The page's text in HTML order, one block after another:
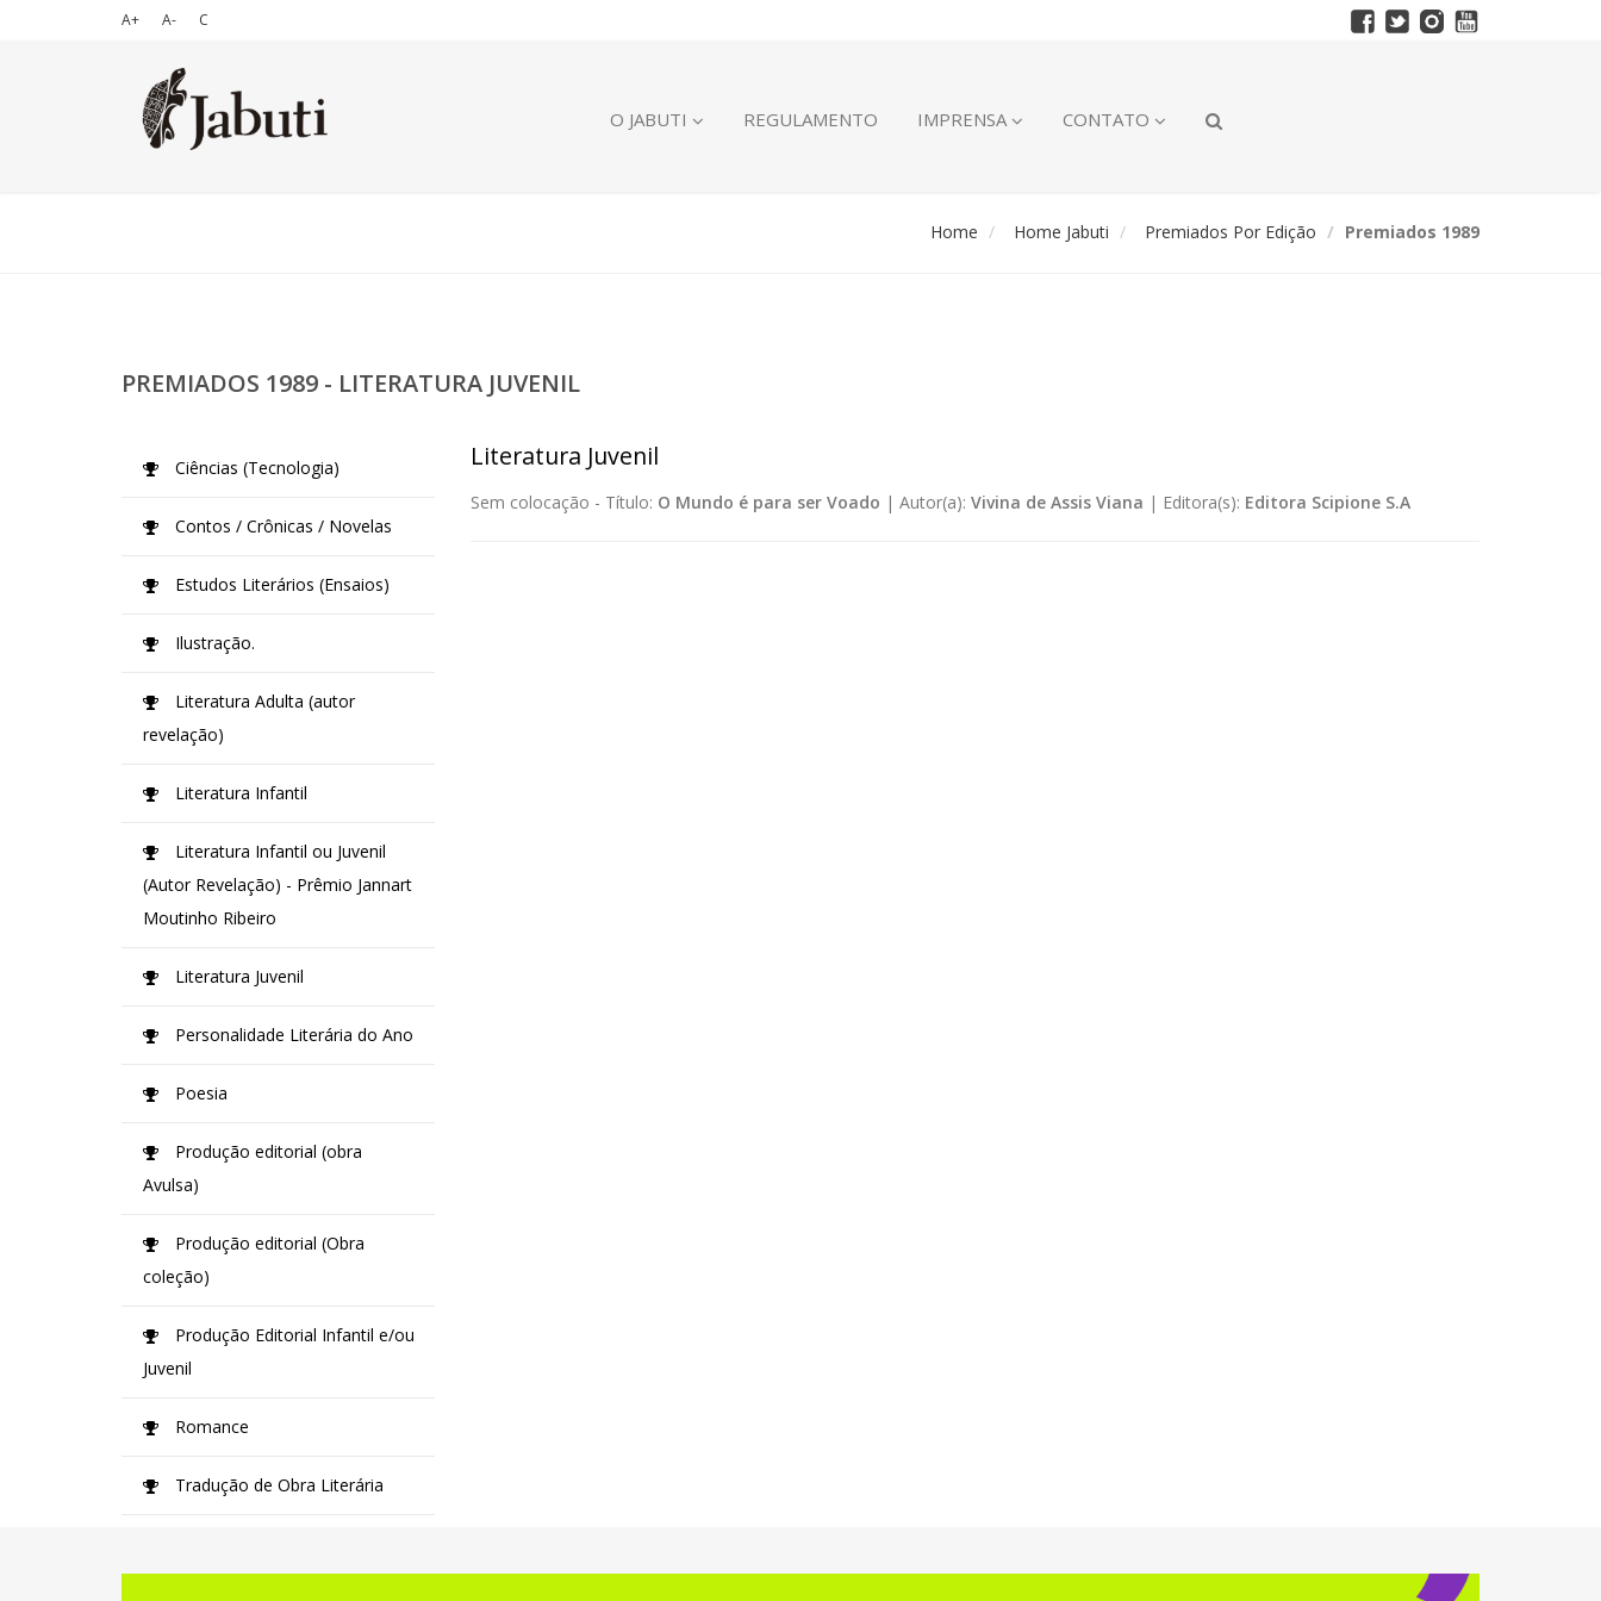
A+ A- C
O JABUTI REGULAMENTO IMPRENSA CONTATO
Home Home Jabuti Premiados Por Edição Premiados 1989
PREMIADOS 1989 - LITERATURA JUVENIL
Literatura Juvenil
Sem colocação - Título: O Mundo é para ser Voado | Autor(a): Vivina de Assis Viana | Editora(s): Editora Scipione S.A
Ciências (Tecnologia)
Contos / Crônicas / Novelas
Estudos Literários (Ensaios)
Ilustração.
Literatura Adulta (autor
revelação)
Literatura Infantil
Literatura Infantil ou Juvenil
(Autor Revelação) - Prêmio Jannart
Moutinho Ribeiro
Literatura Juvenil
Personalidade Literária do Ano
Poesia
Produção editorial (obra
Avulsa)
Produção editorial (Obra
coleção)
Produção Editorial Infantil e/ou
Juvenil
Romance
Tradução de Obra Literária